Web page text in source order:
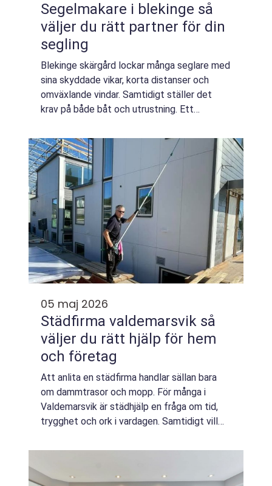
Segelmakare i blekinge så
väljer du rätt partner för din
segling
Blekinge skärgård lockar många seglare med
sina skyddade vikar, korta distanser och
omväxlande vindar. Samtidigt ställer det
krav på både båt och utrustning. Ett
mellan en loj kryss in mot Karlskrona och en
båt...
05 maj 2026
Städfirma valdemarsvik så
väljer du rätt hjälp för hem
och företag
Att anlita en städfirma handlar sällan bara
om dammtrasor och mopp. För många i
Valdemarsvik är städhjälp en fråga om tid,
trygghet och ork i vardagen. Samtidigt vill
uppstår frågan: hur hittar man en ...